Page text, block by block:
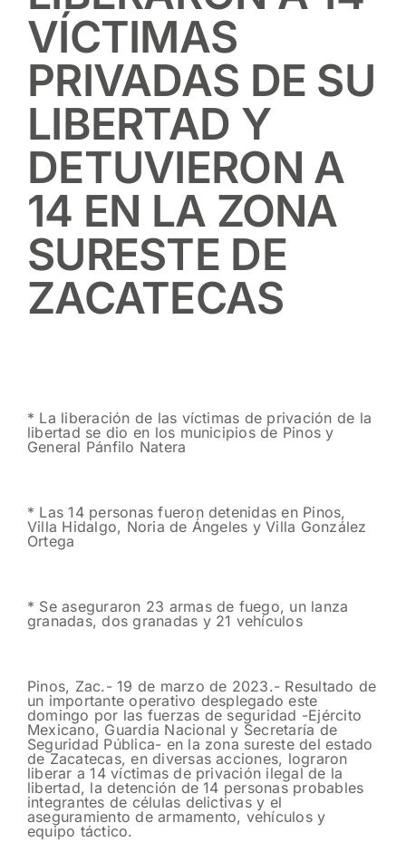
VÍCTIMAS
PRIVADAS DE SU
LIBERTAD Y
DETUVIERON A
14 EN LA ZONA
SURESTE DE
ZACATECAS
* La liberación de las víctimas de privación de la
libertad se dio en los municipios de Pinos y
General Pánfilo Natera
* Las 14 personas fueron detenidas en Pinos,
Villa Hidalgo, Noria de Ángeles y Villa González
Ortega
* Se aseguraron 23 armas de fuego, un lanza
granadas, dos granadas y 21 vehículos
Pinos, Zac.- 19 de marzo de 2023.- Resultado de
un importante operativo desplegado este
domingo por las fuerzas de seguridad -Ejército
Mexicano, Guardia Nacional y Secretaría de
Seguridad Pública- en la zona sureste del estado
de Zacatecas, en diversas acciones, lograron
liberar a 14 víctimas de privación ilegal de la
libertad, la detención de 14 personas probables
integrantes de células delictivas y el
aseguramiento de armamento, vehículos y
equipo táctico.